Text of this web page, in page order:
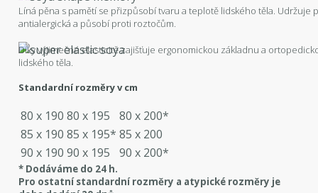
Líná pěna s pamětí se přizpůsobí tvaru a teplotě lidského těla. Udržuje
antialergická a působí proti roztočům.
Díky výjimečné elasticitě zajišťuje ergonomickou základnu a
lidského těla.
Standardní rozměry v cm
80 x 190 80 x 195
80 x 200*
85 x 190 85 x 195* 85 x 200
90 x 190 90 x 195 90 x 200*
* Dodáváme do 24 h.
Pro ostatní standardní rozměry a atypické rozměry je